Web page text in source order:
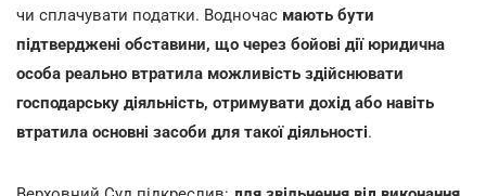
чи сплачувати податки. Водночас мають бути
підтверджені обставини, що через бойові дії юридична
особа реально втратила можливість здійснювати
господарську діяльність, отримувати дохід або навіть
втратила основні засоби для такої діяльності.